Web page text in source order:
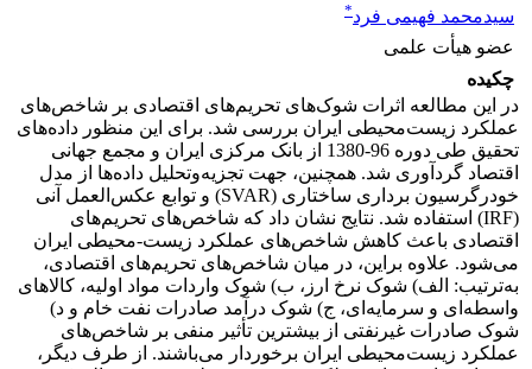
سیدمحمد فهیمی فرد*
عضو هیأت علمی
چکیده
در این مطالعه اثرات شوک‌های تحریم‌های اقتصادی بر شاخص‌های
عملکرد زیست‌محیطی ایران بررسی شد. برای این منظور داده‌های
تحقیق طی دوره 96-1380 از بانک مرکزی ایران و مجمع جهانی
اقتصاد گردآوری شد. همچنین، جهت تجزیه‌و‌تحلیل داده‌ها از مدل
خودرگرسیون برداری ساختاری (SVAR) و توابع عکس‌العمل آنی
(IRF) استفاده شد. نتایج نشان داد که شاخص‌های تحریم‌های
اقتصادی باعث کاهش شاخص‌های عملکرد زیست-محیطی ایران
می‌شود. علاوه براین، در میان شاخص‌های تحریم‌های اقتصادی،
به‌ترتیب: الف) شوک نرخ ارز، ب) شوک واردات مواد اولیه، کالاهای
واسطه‌ای و سرمایه‌ای، ج) شوک درآمد صادرات نفت خام و د)
شوک صادرات غیرنفتی از بیشترین تأثیر منفی بر شاخص‌های
عملکرد زیست‌محیطی ایران برخوردار می‌باشند. از طرف دیگر،